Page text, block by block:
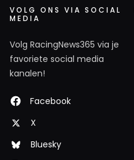
VOLG ONS VIA SOCIAL
MEDIA
Volg RacingNews365 via je
favoriete social media
kanalen!
Facebook
X
Bluesky